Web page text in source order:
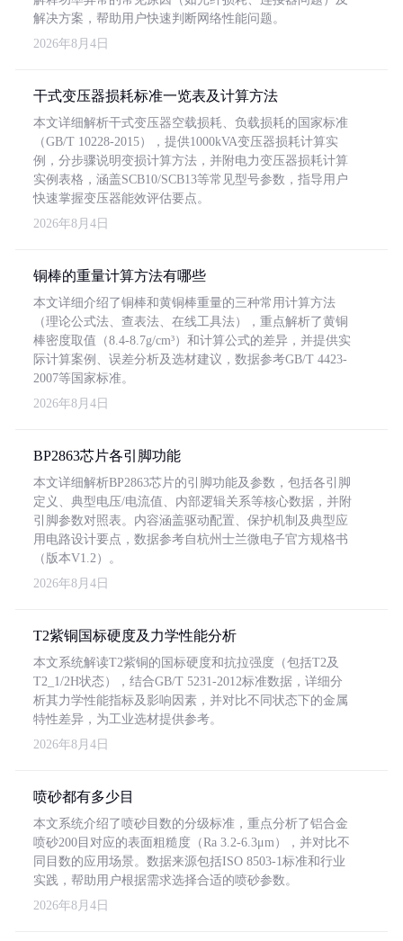
解决方案，帮助用户快速判断网络性能问题。
2026年8月4日
干式变压器损耗标准一览表及计算方法
本文详细解析干式变压器空载损耗、负载损耗的国家标准
（GB/T 10228-2015），提供1000kVA变压器损耗计算实
例，分步骤说明变损计算方法，并附电力变压器损耗计算
实例表格，涵盖SCB10/SCB13等常见型号参数，指导用户
快速掌握变压器能效评估要点。
2026年8月4日
铜棒的重量计算方法有哪些
本文详细介绍了铜棒和黄铜棒重量的三种常用计算方法
（理论公式法、查表法、在线工具法），重点解析了黄铜
棒密度取值（8.4-8.7g/cm³）和计算公式的差异，并提供实
际计算案例、误差分析及选材建议，数据参考GB/T 4423-
2007等国家标准。
2026年8月4日
BP2863芯片各引脚功能
本文详细解析BP2863芯片的引脚功能及参数，包括各引脚
定义、典型电压/电流值、内部逻辑关系等核心数据，并附
引脚参数对照表。内容涵盖驱动配置、保护机制及典型应
用电路设计要点，数据参考自杭州士兰微电子官方规格书
（版本V1.2）。
2026年8月4日
T2紫铜国标硬度及力学性能分析
本文系统解读T2紫铜的国标硬度和抗拉强度（包括T2及
T2_1/2H状态），结合GB/T 5231-2012标准数据，详细分
析其力学性能指标及影响因素，并对比不同状态下的金属
特性差异，为工业选材提供参考。
2026年8月4日
喷砂都有多少目
本文系统介绍了喷砂目数的分级标准，重点分析了铝合金
喷砂200目对应的表面粗糙度（Ra 3.2-6.3μm），并对比不
同目数的应用场景。数据来源包括ISO 8503-1标准和行业
实践，帮助用户根据需求选择合适的喷砂参数。
2026年8月4日